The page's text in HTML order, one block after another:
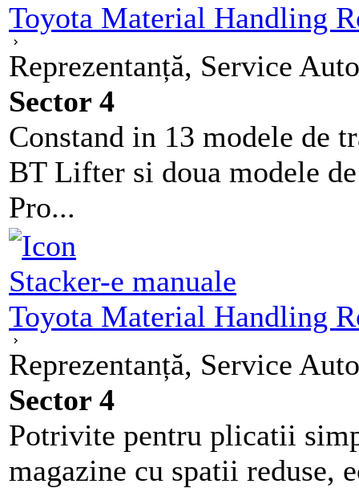
Toyota Material Handling
Reprezentanță, Service
Sector 4
Constand in 13 modele de
BT Lifter si doua modele
Pro...
Stacker-e manuale
Toyota Material Handling
Reprezentanță, Service
Sector 4
Potrivite pentru plicatii
magazine cu spatii reduse,